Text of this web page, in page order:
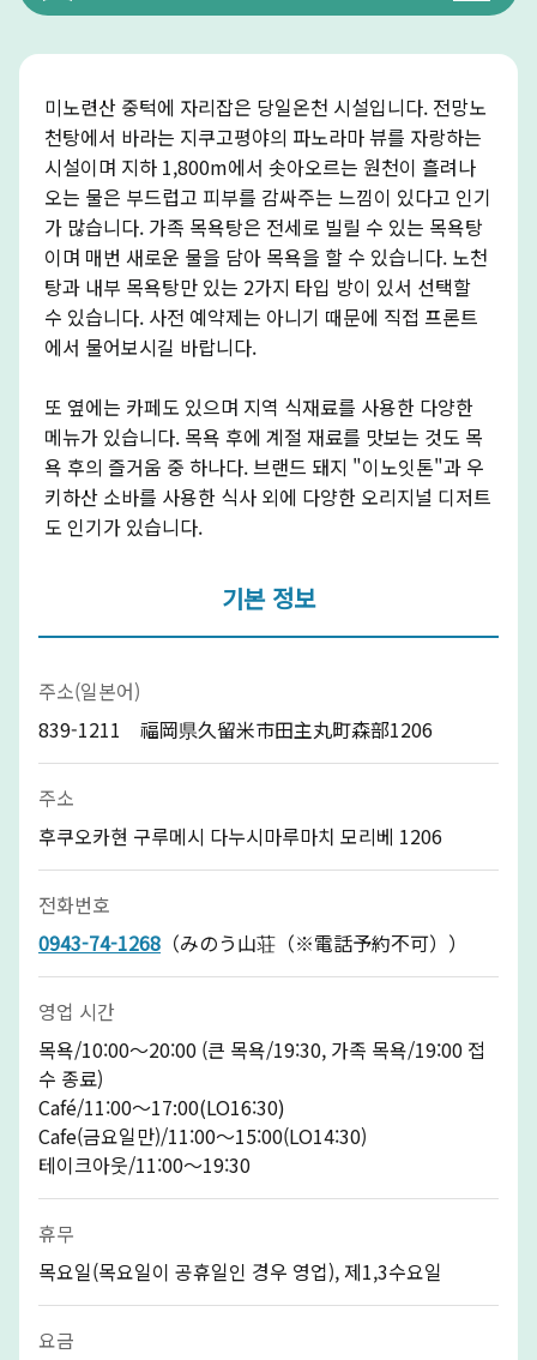
미노련산 중턱에 자리잡은 당일온천 시설입니다. 전망노
천탕에서 바라는 지쿠고평야의 파노라마 뷰를 자랑하는
시설이며 지하 1,800m에서 솟아오르는 원천이 흘려나
오는 물은 부드럽고 피부를 감싸주는 느낌이 있다고 인기
가 많습니다. 가족 목욕탕은 전세로 빌릴 수 있는 목욕탕
이며 매번 새로운 물을 담아 목욕을 할 수 있습니다. 노천
탕과 내부 목욕탕만 있는 2가지 타입 방이 있서 선택할
수 있습니다. 사전 예약제는 아니기 때문에 직접 프론트
에서 물어보시길 바랍니다.
또 옆에는 카페도 있으며 지역 식재료를 사용한 다양한
메뉴가 있습니다. 목욕 후에 계절 재료를 맛보는 것도 목
욕 후의 즐거움 중 하나다. 브랜드 돼지 "이노잇톤"과 우
키하산 소바를 사용한 식사 외에 다양한 오리지널 디저트
도 인기가 있습니다.
기본 정보
주소(일본어)
839-1211 福岡県久留米市田主丸町森部1206
주소
후쿠오카현 구루메시 다누시마루마치 모리베 1206
전화번호
0943-74-1268 （みのう山荘（※電話予約不可））
영업 시간
목욕/10:00～20:00 (큰 목욕/19:30, 가족 목욕/19:00 접
수 종료)
Café/11:00〜17:00(LO16:30)
Cafe(금요일만)/11:00～15:00(LO14:30)
테이크아웃/11:00～19:30
휴무
목요일(목요일이 공휴일인 경우 영업), 제1,3수요일
요금